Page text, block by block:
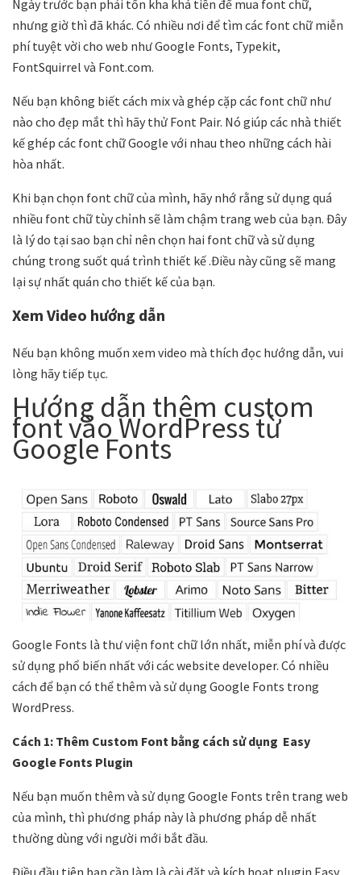
Ngày trước bạn phải tốn kha khá tiền để mua font chữ,
nhưng giờ thì đã khác. Có nhiều nơi để tìm các font chữ miễn
phí tuyệt vời cho web như Google Fonts, Typekit,
FontSquirrel và Font.com.
Nếu bạn không biết cách mix và ghép cặp các font chữ như
nào cho đẹp mắt thì hãy thử Font Pair. Nó giúp các nhà thiết
kế ghép các font chữ Google với nhau theo những cách hài
hòa nhất.
Khi bạn chọn font chữ của mình, hãy nhớ rằng sử dụng quá
nhiều font chữ tùy chỉnh sẽ làm chậm trang web của bạn. Đây
là lý do tại sao bạn chỉ nên chọn hai font chữ và sử dụng
chúng trong suốt quá trình thiết kế .Điều này cũng sẽ mang
lại sự nhất quán cho thiết kế của bạn.
Xem Video hướng dẫn
Nếu bạn không muốn xem video mà thích đọc hướng dẫn, vui
lòng hãy tiếp tục.
Hướng dẫn thêm custom
font vào WordPress từ
Google Fonts
Google Fonts là thư viện font chữ lớn nhất, miễn phí và được
sử dụng phổ biến nhất với các website developer. Có nhiều
cách để bạn có thể thêm và sử dụng Google Fonts trong
WordPress.
Cách 1: Thêm Custom Font bằng cách sử dụng Easy
Google Fonts Plugin
Nếu bạn muốn thêm và sử dụng Google Fonts trên trang web
của mình, thì phương pháp này là phương pháp dễ nhất
thường dùng với người mới bắt đầu.
Điều đầu tiên bạn cần làm là cài đặt và kích hoạt plugin Easy